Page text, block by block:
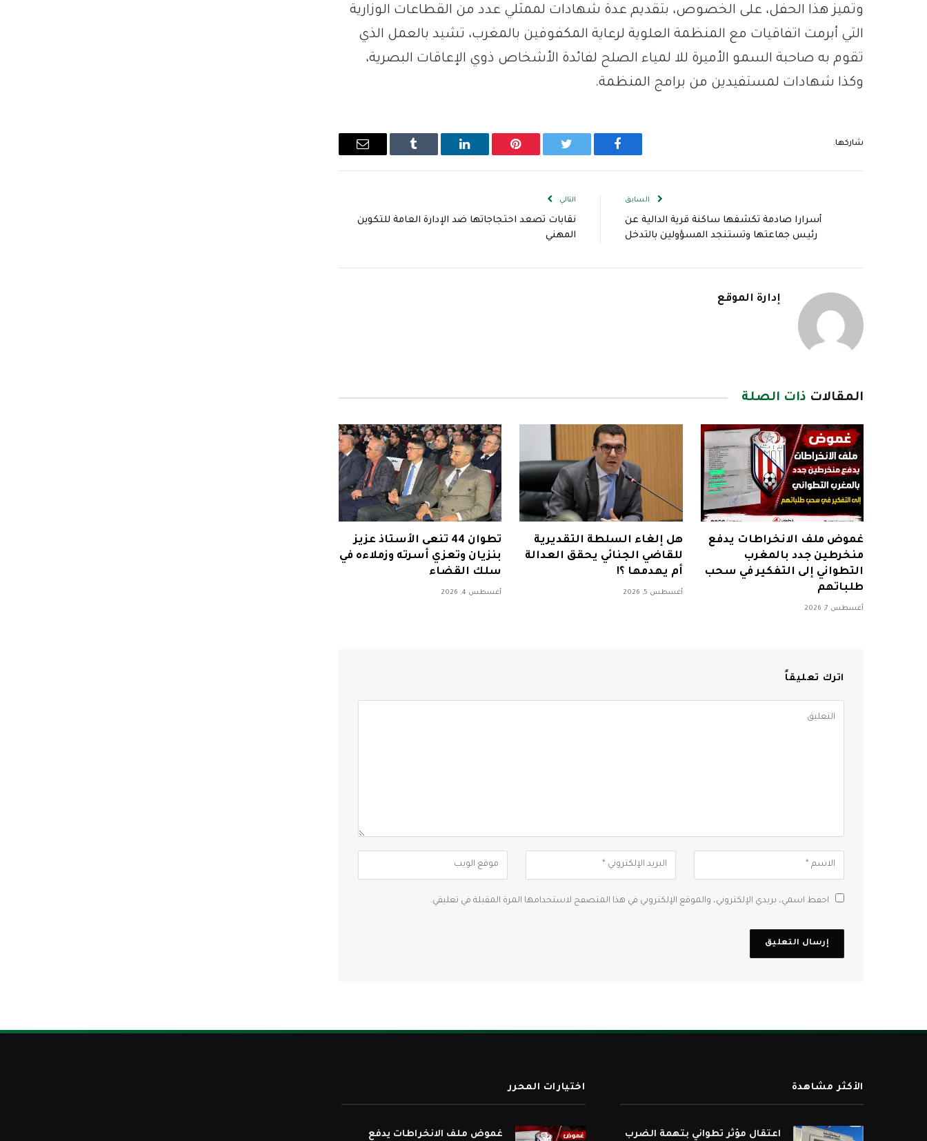
وتميز هذا الحفل، على الخصوص، بتقديم عدة شهادات لممثلي عدد من القطاعات الوزارية
التي أبرمت اتفاقيات مع المنظمة العلوية لرعاية المكفوفين بالمغرب، تشيد بالعمل الذي
تقوم به صاحبة السمو الأميرة للا لمياء الصلح لفائدة الأشخاص ذوي الإعاقات البصرية،
وكذا شهادات لمستفيدين من برامج المنظمة.
شاركها.
فيسبوك تويتر بينتيريستلينكدإن Tumblr
البريد
السابق
أسرارا صادمة تكشفها ساكنة قرية الدالية عن
رئيس جماعتها وتستنجد المسؤولين بالتدخل
التالي
نقابات تصعد احتجاجاتها ضد الإدارة العامة للتكوين
المهني
إدارة الموقع
المقالات ذات الصلة
غموض ملف الانخراطات يدفع
منخرطين جدد بالمغرب
التطواني إلى التفكير في سحب
طلباتهم
أغسطس 7, 2026
هل إلغاء السلطة التقديرية
للقاضي الجنائي يحقق العدالة
أم يهدمها ؟!
أغسطس 5, 2026
تطوان 44 تنعى الأستاذ عزيز
بنزيان وتعزي أسرته وزملاءه في
سلك القضاء
أغسطس 4, 2026
اترك تعليقاً
احفظ اسمي، بريدي الإلكتروني، والموقع الإلكتروني في هذا المتصفح لاستخدامها المرة المقبلة في تعليقي.
الأكثر مشاهدة
اعتقال مؤثر تطواني بتهمة الضرب
اختيارات المحرر
غموض ملف الانخراطات يدفع